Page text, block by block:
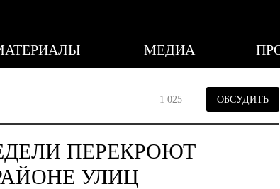
МЕДИА
1 025 ОБСУДИТЬ
ПЕРЕКРОЮТ
УЛИЦ